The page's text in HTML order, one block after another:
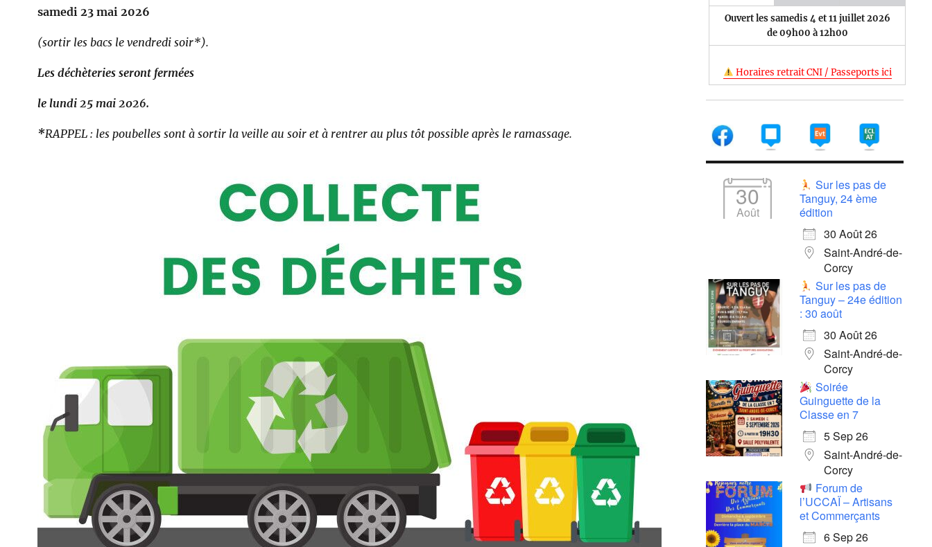
samedi 23 mai 2026
(sortir les bacs le vendredi soir*).
Les déchèteries seront fermées
le lundi 25 mai 2026.
*RAPPEL : les poubelles sont à sortir la veille au soir et à rentrer au plus tôt possible après le ramassage.
Ouvert les samedis 4 et 11 juillet 2026
de 09h00 à 12h00
Horaires retrait CNI / Passeports ici
30
Août
Sur les pas de
Tanguy, 24 ème
édition
30 Août 26
Saint-André-de-
Corcy
Sur les pas de
Tanguy – 24e édition
: 30 août
30 Août 26
Saint-André-de-
Corcy
Soirée
Guinguette de la
Classe en 7
5 Sep 26
Saint-André-de-
Corcy
Forum de
l’UCCAÏ – Artisans
et Commerçants
6 Sep 26